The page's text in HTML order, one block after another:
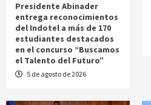
Presidente Abinader
entrega reconocimientos
del Indotel a más de 170
estudiantes destacados
en el concurso “Buscamos
el Talento del Futuro”
5 de agosto de 2026